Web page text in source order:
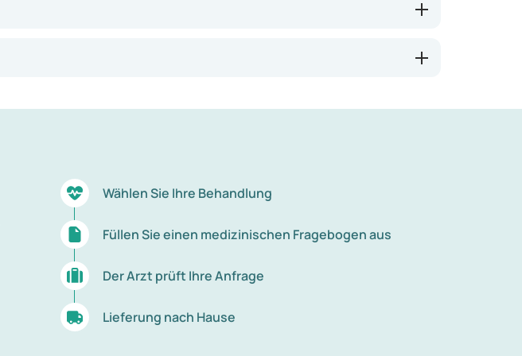
Wählen Sie Ihre Behandlung
Füllen Sie einen medizinischen Fragebogen aus
Der Arzt prüft Ihre Anfrage
Lieferung nach Hause